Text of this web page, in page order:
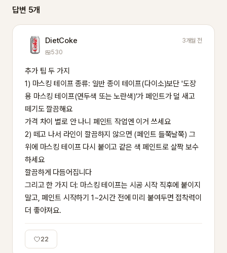
답변 5개
DietCoke
3개월 전
530
추가 팁 두 가지
1) 마스킹 테이프 종류: 일반 종이 테이프(다이소)보단 '도장
용 마스킹 테이프(연두색 또는 노란색)'가 페인트가 덜 새고
떼기도 깔끔해요
가격 차이 별로 안 나니 페인트 작업엔 이거 쓰세요
2) 떼고 나서 라인이 깔끔하지 않으면 (페인트 들쭉날쭉) 그
위에 마스킹 테이프 다시 붙이고 같은 색 페인트로 살짝 보수
하세요
깔끔하게 다듬어집니다
그리고 한 가지 더: 마스킹 테이프는 시공 시작 직후에 붙이지
말고, 페인트 시작하기 1~2시간 전에 미리 붙여두면 접착력이
더 좋아져요.
22